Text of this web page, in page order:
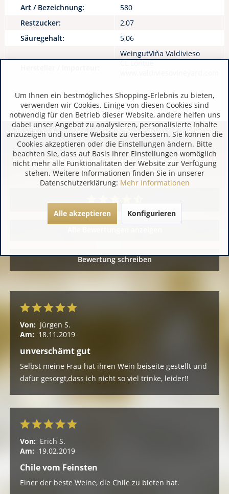
Art / Bezeichnung:
580
Restzucker:
2,07
Säuregehalt:
5,06
WeingutViña Valdivieso
Kundenbewertungen (7)
Bewertung schreiben
Von: Jürgen S.
Am: 18.11.2019
unverschämt gut
Selbst meine Frau hat ihren Wein beiseite gestellt und
dafür gesorgt,dass ich nicht so viel trinke, leider!!
Von: Erich S.
Am: 19.02.2019
Chile vom Feinsten
Einer der beste Weine, die Chile zu bieten hat.
Um Ihnen ein bestmögliches Shopping-Erlebnis zu bieten,
verwenden wir Cookies. Einige von diesen Cookies sind
notwendig für den Betrieb dieser Website, andere helfen uns
dabei unser Angebot zu analysieren, personalisierte Inhalte
anzuzeigen und unsere Website zu verbessern. Sie können die
Cookies akzeptieren oder die Einstellungen ändern. Bitte
beachten Sie, dass auf Basis Ihrer Einstellungen womöglich
nicht mehr alle Funktionalitäten der Website zur Verfügung
stehen. Weitere Informationen finden Sie in unserer
Datenschutzerklärung: Mehr Informationen
Alle akzeptieren Konfigurieren